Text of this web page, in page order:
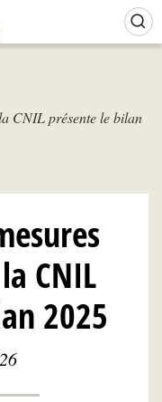
c
i
N
L
CNIL présente le bilan
CNIL
2025
de connexion)